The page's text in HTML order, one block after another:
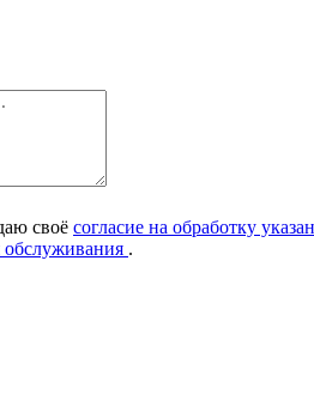
своё согласие на обработку
обслуживания .